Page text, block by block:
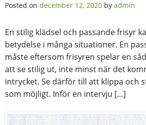
Posted on december 12, 2020 by admin
En stilig klädsel och passande frisyr
betydelse i många situationer. En
måste eftersom frisyren spelar en
att se stilig ut, inte minst när det
intrycket. Se därför till att klippa och
som möjligt. Inför en intervju […]